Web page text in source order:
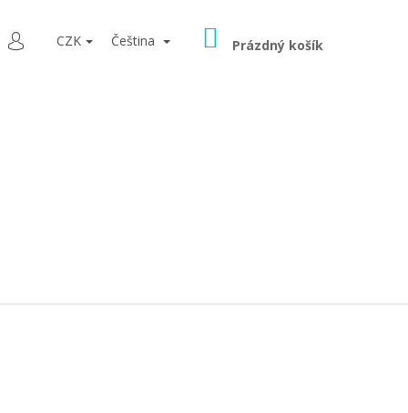
PŘIHLÁŠENÍ
CZK Čeština NÁKUPNÍ
KOŠÍK
Prázdný košík
ŠEDÁ